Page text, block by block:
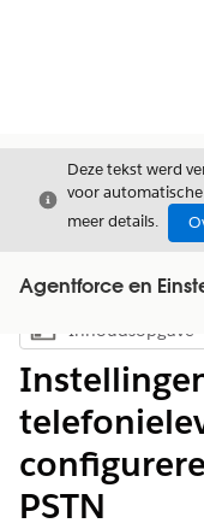
Sluiten
Deze tekst werd
voor
meer details.
Agentforce en
Inhoudsopgave
PSTN